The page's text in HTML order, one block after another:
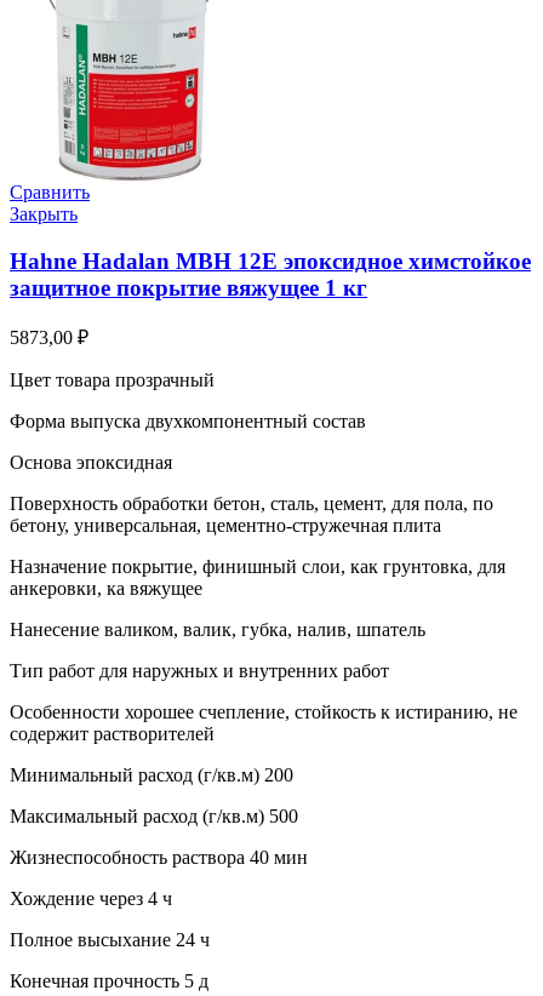
Сравнить
Закрыть
Hahne Hadalan MBH 12E эпоксидное химстойкое
защитное покрытие вяжущее 1 кг
5873,00 ₽
Цвет товара прозрачный
Форма выпуска двухкомпонентный состав
Основа эпоксидная
Поверхность обработки бетон, сталь, цемент, для пола, по
бетону, универсальная, цементно-стружечная плита
Назначение покрытие, финишный слои, как грунтовка, для
анкеровки, ка вяжущее
Нанесение валиком, валик, губка, налив, шпатель
Тип работ для наружных и внутренних работ
Особенности хорошее счепление, стойкость к истиранию, не
содержит растворителей
Минимальный расход (г/кв.м) 200
Максимальный расход (г/кв.м) 500
Жизнеспособность раствора 40 мин
Хождение через 4 ч
Полное высыхание 24 ч
Конечная прочность 5 д